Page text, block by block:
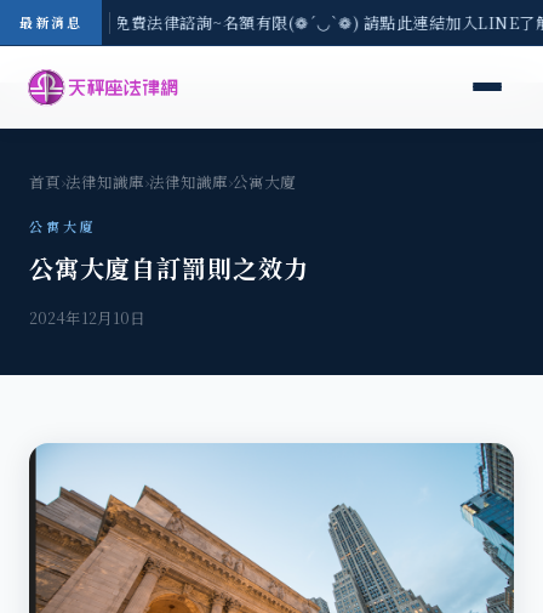
最新消息
-8/3(一) 現場免費法律諮詢~名額有限(❁´◡`❁) 請點此連結加入LINE
首頁›法律知識庫›法律知識庫›公寓大廈
公寓大廈
公寓大廈自訂罰則之效力
2024年12月10日